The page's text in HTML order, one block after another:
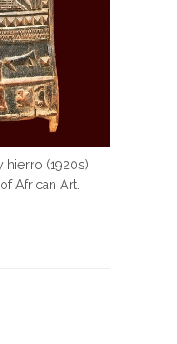
hierro (1920s)
African Art.